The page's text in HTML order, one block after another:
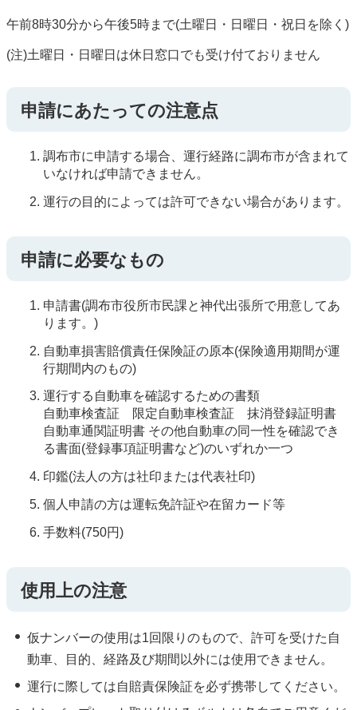
午前8時30分から午後5時まで(土曜日・日曜日・祝日を除く)
(注)土曜日・日曜日は休日窓口でも受け付ておりません
申請にあたっての注意点
調布市に申請する場合、運行経路に調布市が含まれて
いなければ申請できません。
運行の目的によっては許可できない場合があります。
申請に必要なもの
申請書(調布市役所市民課と神代出張所で用意してあ
ります。)
自動車損害賠償責任保険証の原本(保険適用期間が運
行期間内のもの)
運行する自動車を確認するための書類
自動車検査証 限定自動車検査証 抹消登録証明書
自動車通関証明書 その他自動車の同一性を確認でき
る書面(登録事項証明書など)のいずれか一つ
印鑑(法人の方は社印または代表社印)
個人申請の方は運転免許証や在留カード等
手数料(750円)
使用上の注意
仮ナンバーの使用は1回限りのもので、許可を受けた自
動車、目的、経路及び期間以外には使用できません。
運行に際しては自賠責保険証を必ず携帯してください。